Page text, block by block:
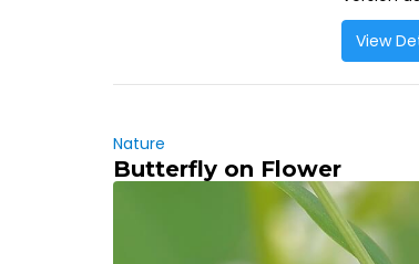
View
Nature
Butterfly on Flower